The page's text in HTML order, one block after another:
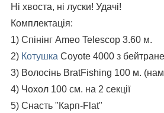
Ні хвоста, ні луски! Удачі!
Комплектація:
1) Спінінг Ameo Telescop 3.60 м.
2) Котушка Coyote 4000 з
3) Волосінь BratFishing 100 м.
4) Чохол 100 см. на 2 секції
5) Снасть "Карп-Flat"